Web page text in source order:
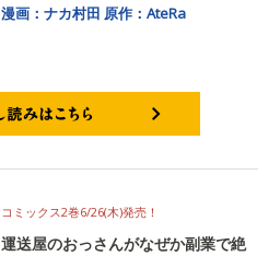
漫画：ナカ村田 原作：AteRa
コミックス2巻6/26(木)発売！
運送屋のおっさんがなぜか副業で絶